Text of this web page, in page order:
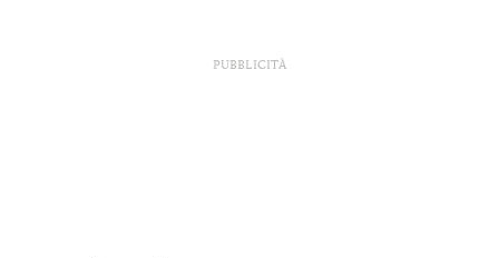
PUBBLICITÀ